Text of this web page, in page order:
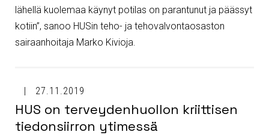
lähellä kuolemaa käynyt potilas on parantunut ja päässyt
kotiin”, sanoo HUSin teho- ja tehovalvontaosaston
sairaanhoitaja Marko Kivioja.
27.11.2019
HUS on terveydenhuollon kriittisen
tiedonsiirron ytimessä